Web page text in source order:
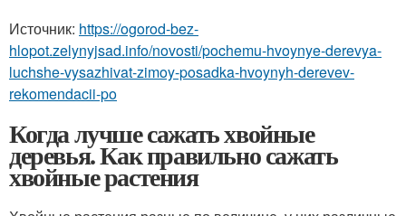
Источник: https://ogorod-bez-
hlopot.zelynyjsad.info/novosti/pochemu-hvoynye-derevya-
luchshe-vysazhivat-zimoy-posadka-hvoynyh-derevev-
rekomendacii-po
Когда лучше сажать хвойные
деревья. Как правильно сажать
хвойные растения